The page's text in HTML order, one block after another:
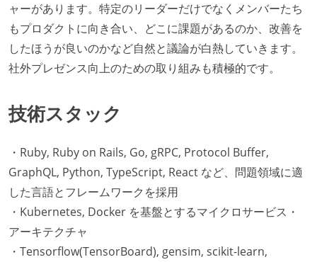
ャーがあります。特定のリーダーだけでなくメンバーたち
もプロダクトに向き合い、どこに課題があるのか、改善を
したほうが良いのかなど自然と議論が白熱していきます。
社外プレゼンス向上のための取り組みも積極的です。
技術スタック
・Ruby, Ruby on Rails, Go, gRPC, Protocol Buffer,
GraphQL, Python, TypeScript, React など、問題領域に適
した言語とフレームワークを採用
・Kubernetes, Docker を基盤とするマイクロサービス・
アーキテクチャ
・Tensorflow(TensorBoard), gensim, scikit-learn,